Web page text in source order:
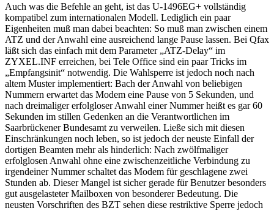
Auch was die Befehle an geht, ist das U-1496EG+ vollständig
kompatibel zum internationalen Modell. Lediglich ein paar
Eigenheiten muß man dabei beachten: So muß man zwischen einem
ATZ und der Anwahl eine ausreichend lange Pause lassen. Bei Qfax
läßt sich das einfach mit dem Parameter „ATZ-Delay“ im
ZYXEL.INF erreichen, bei Tele Office sind ein paar Tricks im
„Empfangsinit“ notwendig. Die Wahlsperre ist jedoch noch nach
altem Muster implementiert: Bach der Anwahl von beliebigen
Nummern erwartet das Modem eine Pause von 5 Sekunden, und
nach dreimaliger erfolgloser Anwahl einer Nummer heißt es gar 60
Sekunden im stillen Gedenken an die Verantwortlichen im
Saarbrückener Bundesamt zu verweilen. Ließe sich mit diesen
Einschränkungen noch leben, so ist jedoch der neuste Einfall der
dortigen Beamten mehr als hinderlich: Nach zwölfmaliger
erfolglosen Anwahl ohne eine zwischenzeitliche Verbindung zu
irgendeiner Nummer schaltet das Modem für geschlagene zwei
Stunden ab. Dieser Mangel ist sicher gerade für Benutzer besonders
gut ausgelasteter Mailboxen von besonderer Bedeutung. Die
neusten Vorschriften des BZT sehen diese restriktive Sperre jedoch